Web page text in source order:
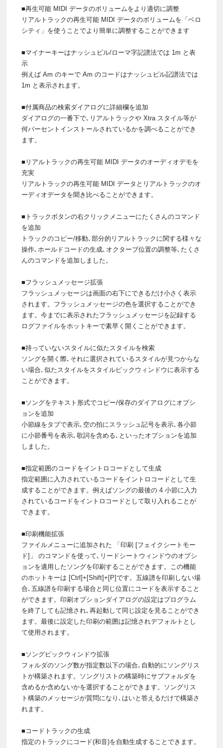
■再生可能 MIDI データのボリュームをより適切に調整
リアルトラックの再生可能 MIDI データのボリュームを「ベロ
シティ」を使うことでより簡単に調整することができます
■マイナーキーはナッシュビル/ローマ字記譜法では 1m と表
示
例えば Am のキーで Am のコードはナッシュビル記譜法では
1m と表示されます。
■付属商品の検索ダイアログに詳細欄を追加
ダイアログの一番下で､リアルトラックや Xtra スタイル等が
何パーセントインストールされているかを調べることができ
ます。
■リアルトラックの再生可能 MIDI データのオーディオデモを
充実
リアルトラックの再生可能 MIDI データとリアルトラックのオ
ーディオデータを聞き比べることができます。
■トラックボタンの右クリックメニューにたくさんのコマンド
を追加
トラックのコピー/移動､部分的リアルトラックに関する様々な
操作､ホールドコードの生成､オクターブ位置の調整等､たくさ
んのコマンドを追加しました。
■フラッシュメッセージ拡張
フラッシュメッセージは画面の右下にできるだけ小さく表示
されます。フラッシュメッセージの色を選択することができ
ます。今までに表示されたフラッシュメッセージを記録する
ログファイルをホットキーで素早く開くことができます。
■持っていないスタイルに似たスタイルを検索
ソングを開く際､それに選択されているスタイルが見つからな
い場合､似たスタイルをスタイルピックウィンドウに表示する
ことができます。
■ソングをテキスト形式でコピー/保存のダイアログにオプシ
ョンを追加
小節線をタブで表示､空の拍にスラッシュ記号を表示､各小節
に小節番号を表示､歌詞を含める､といったオプションを追加
しました。
■指定範囲のコードをイントロコードとして生成
指定範囲に入力されているコードをイントロコードとして生
成することができます。例えばソングの最後の 4 小節に入力
されているコードをイントロコードとして取り入れることが
できます。
■印刷機能拡張
ファイルメニューに追加された 「印刷 [フェイクシートモー
ド]」 のコマンドを使って､リードシートウィンドウのオプシ
ョンを適用したソングを印刷することができます。この機能
のホットキーは [Ctrl]+[Shift]+[P]です。五線譜を印刷しない場
合､五線譜を印刷する場合と同じ位置にコードを表示すること
ができます。印刷オプションダイアログの設定はプログラム
を終了しても記憶され､再起動して同じ設定を見ることができ
ます。最後に設定した印刷の範囲は記憶されデフォルトとし
て使用されます。
■ソングピックウィンドウ拡張
フォルダのソング数が指定数以下の場合､自動的にソングリス
トが構築されます。ソングリストの構築時にサブフォルダを
含めるか含めないかを選択することができます。ソングリス
ト構築のメッセージが質問になり､はいと答えるだけで構築さ
れます。
■コードトラックの生成
指定のトラックにコード(和音)を自動生成することできます。